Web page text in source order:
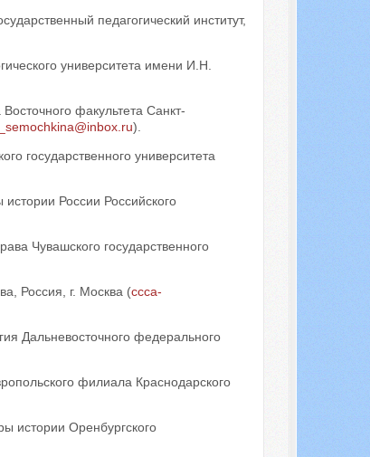
педагогический институт,
университета имени И.Н.
факультета Санкт-
).
государственного университета
России Российского
Чувашского государственного
Россия, г. Москва (ccca-
Дальневосточного федерального
филиала Краснодарского
истории Оренбургского